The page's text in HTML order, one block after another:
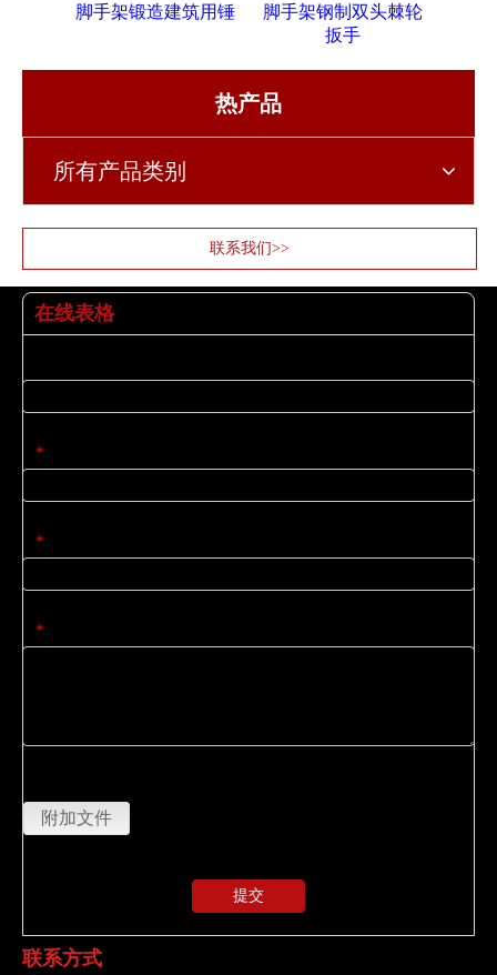
脚手架锻造建筑用锤
脚手架钢制双头棘轮
扳手
热产品
所有产品类别
联系我们>>
在线表格
*
*
*
附加文件
提交
联系方式